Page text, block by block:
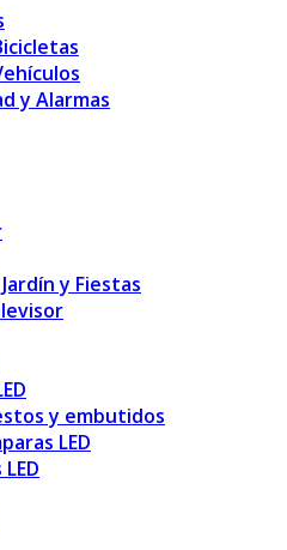
y Alarmas
y Fiestas
y embutidos
LED